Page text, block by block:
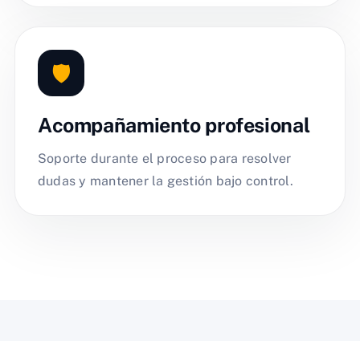
🛡️
Acompañamiento profesional
Soporte durante el proceso para resolver
dudas y mantener la gestión bajo control.